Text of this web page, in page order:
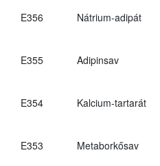
E356 Nátrium-adipát
E355 Adipinsav
E354 Kalcium-tartarát
E353 Metaborkősav